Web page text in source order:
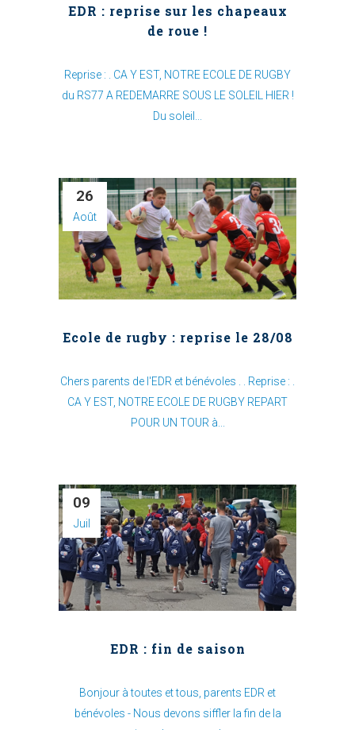
EDR : reprise sur les chapeaux
de roue !
Reprise : . CA Y EST, NOTRE ECOLE DE RUGBY
du RS77 A REDEMARRE SOUS LE SOLEIL HIER !
Du soleil...
26
Août
Ecole de rugby : reprise le 28/08
Chers parents de l'EDR et bénévoles . . Reprise : .
CA Y EST, NOTRE ECOLE DE RUGBY REPART
POUR UN TOUR à...
09
Juil
EDR : fin de saison
Bonjour à toutes et tous, parents EDR et
bénévoles - Nous devons siffler la fin de la